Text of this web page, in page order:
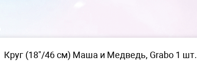
Круг (18"/46 см) Маша и Медведь, Grabo 1 шт.